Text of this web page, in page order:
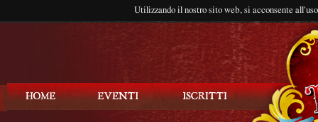
Utilizzando il nostro sito web, si acconsente